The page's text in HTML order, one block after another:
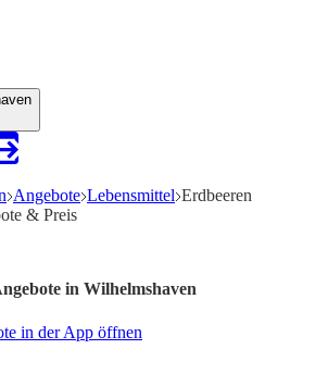
Angebote Lebensmittel Erdbeeren
& Preis
in Wilhelmshaven
in der App öffnen